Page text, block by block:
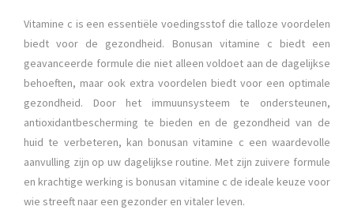
Vitamine c is een essentiële voedingsstof die talloze voordelen
biedt voor de gezondheid. Bonusan vitamine c biedt een
geavanceerde formule die niet alleen voldoet aan de dagelijkse
behoeften, maar ook extra voordelen biedt voor een optimale
gezondheid. Door het immuunsysteem te ondersteunen,
antioxidantbescherming te bieden en de gezondheid van de
huid te verbeteren, kan bonusan vitamine c een waardevolle
aanvulling zijn op uw dagelijkse routine. Met zijn zuivere formule
en krachtige werking is bonusan vitamine c de ideale keuze voor
wie streeft naar een gezonder en vitaler leven.